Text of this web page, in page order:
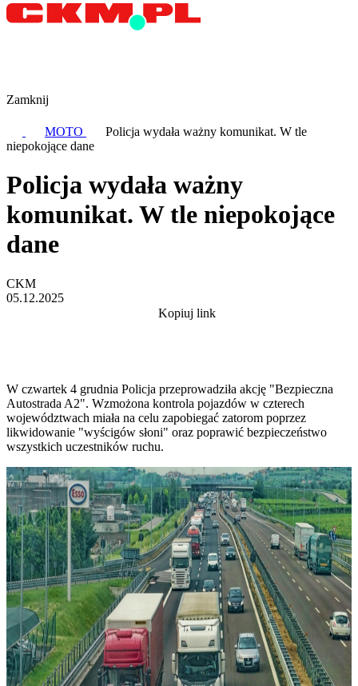
Zamknij
MOTO
Policja wydała ważny komunikat. W tle
niepokojące dane
Policja wydała ważny
komunikat. W tle niepokojące
dane
CKM
05.12.2025
Kopiuj link
W czwartek 4 grudnia Policja przeprowadziła akcję "Bezpieczna
Autostrada A2". Wzmożona kontrola pojazdów w czterech
województwach miała na celu zapobiegać zatorom poprzez
likwidowanie "wyścigów słoni" oraz poprawić bezpieczeństwo
wszystkich uczestników ruchu.